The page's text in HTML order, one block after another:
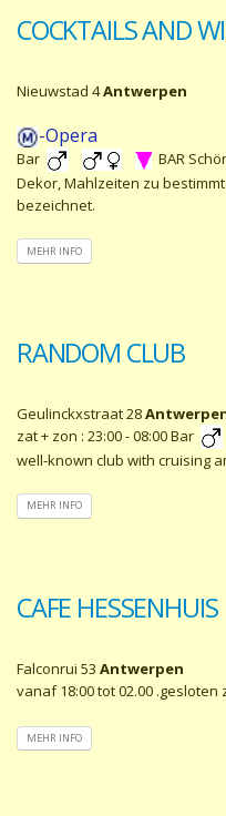
COCKTAILS AND
Nieuwstad 4Antwerpen
-Opera
Bar
BAR
Dekor, Mahlzeiten zu
bezeichnet.
MEHR INFO
RANDOM CLUB
Geulinckxstraat 28
zat + zon : 23:00 - 08:00 Bar
well-known club with cruising
MEHR INFO
CAFE HESSENHUIS
Falconrui 53 Antwerpen
vanaf 18:00 tot 02.00
MEHR INFO